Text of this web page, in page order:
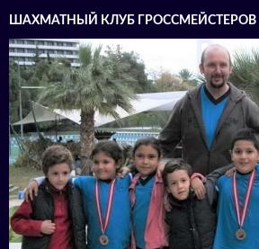
ШАХМАТНЫЙ КЛУБ ГРОССМЕЙСТЕРОВ